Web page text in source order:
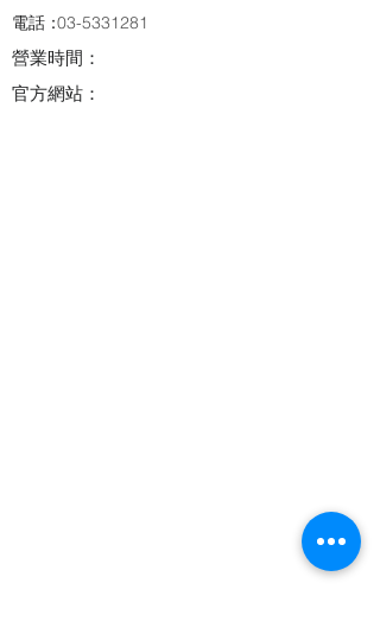
電話：03-5331281
營業時間：
官方網站：